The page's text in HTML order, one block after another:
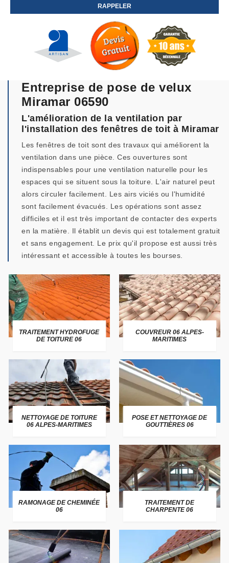
Entreprise de pose de velux
Miramar 06590
L'amélioration de la ventilation par
l'installation des fenêtres de toit à Miramar
Les fenêtres de toit sont des travaux qui améliorent la
ventilation dans une pièce. Ces ouvertures sont
indispensables pour une ventilation naturelle pour les
espaces qui se situent sous la toiture. L'air naturel peut
alors circuler facilement. Les airs viciés ou l'humidité
sont facilement évacués. Les opérations sont assez
difficiles et il est très important de contacter des experts
en la matière. Il établit un devis qui est totalement gratuit
et sans engagement. Le prix qu'il propose est aussi très
intéressant et accessible à toutes les bourses.
TRAITEMENT HYDROFUGE
DE TOITURE 06
COUVREUR 06 ALPES-
MARITIMES
NETTOYAGE DE TOITURE
06 ALPES-MARITIMES
POSE ET NETTOYAGE DE
GOUTTIÈRES 06
RAMONAGE DE CHEMINÉE
06
TRAITEMENT DE
CHARPENTE 06